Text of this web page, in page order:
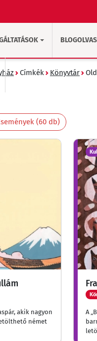
Címkék Könyvtár
(60 db)
akik nagyon
német
A